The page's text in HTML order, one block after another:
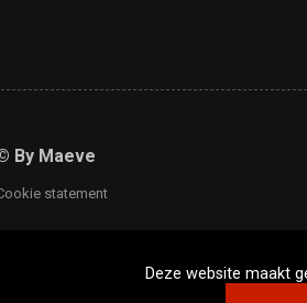
By Maeve
statement
Deze website maakt